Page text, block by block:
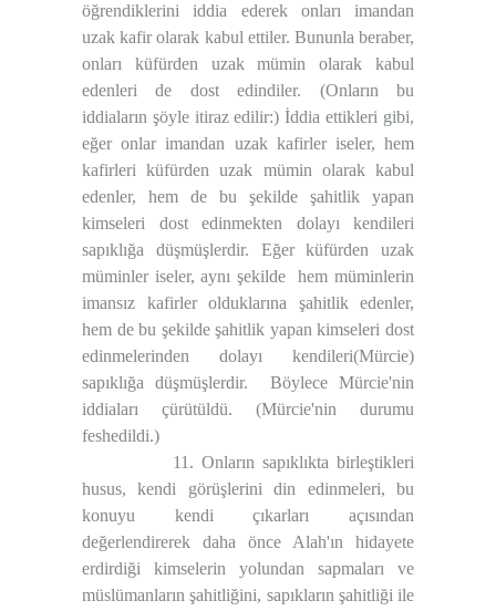
öğrendiklerini iddia ederek onları imandan
uzak kafir olarak kabul ettiler. Bununla beraber,
onları küfürden uzak mümin olarak kabul
edenleri de dost edindiler. (Onların bu
iddiaların şöyle itiraz edilir:) İddia ettikleri gibi,
eğer onlar imandan uzak kafirler iseler, hem
kafirleri küfürden uzak mümin olarak kabul
edenler, hem de bu şekilde şahitlik yapan
kimseleri dost edinmekten dolayı kendileri
sapıklığa düşmüşlerdir. Eğer küfürden uzak
müminler iseler, aynı şekilde
hem müminlerin
imansız kafirler olduklarına şahitlik edenler,
hem de bu şekilde şahitlik yapan kimseleri dost
edinmelerinden dolayı kendileri(Mürcie)
sapıklığa düşmüşlerdir.
Böylece Mürcie'nin
iddiaları çürütüldü. (Mürcie'nin durumu
feshedildi.)
11. Onların sapıklıkta birleştikleri
husus, kendi görüşlerini din edinmeleri, bu
konuyu kendi çıkarları açısından
değerlendirerek daha önce Alah'ın hidayete
erdirdiği kimselerin yolundan sapmaları ve
müslümanların şahitliğini, sapıkların şahitliği ile